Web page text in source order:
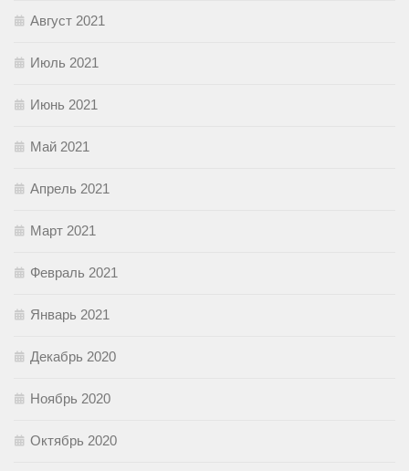
Август 2021
Июль 2021
Июнь 2021
Май 2021
Апрель 2021
Март 2021
Февраль 2021
Январь 2021
Декабрь 2020
Ноябрь 2020
Октябрь 2020